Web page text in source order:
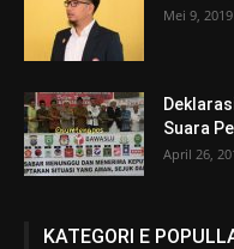
Mei 9, 2019
Suara
April 26,
KATEGORI E